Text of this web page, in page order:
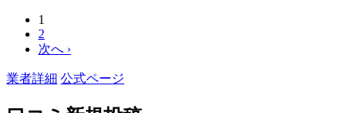
1
2
次へ ›
業者詳細 公式ページ